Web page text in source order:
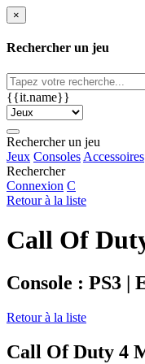
×
Rechercher un jeu
{{it.name}}
Rechercher un jeu
Jeux Consoles Accessoires
Rechercher
Connexion C
Retour à la liste
Call Of
Console : PS3 |
Retour à la liste
Call Of Duty 4